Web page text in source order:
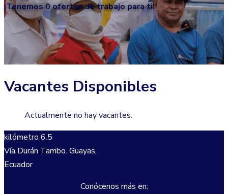
¡Tenemos0ofertas de trabajo para ti!
Vacantes Disponibles
Actualmente no hay vacantes.
kilómetro 6.5
Vía Durán Tambo. Guayas,
Ecuador
Conócenos más en: